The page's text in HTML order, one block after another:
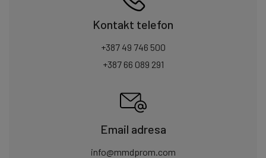
Kontakt telefon
+387 49 746 500
+387 66 089 291
Email adresa
info@mmdprom.com